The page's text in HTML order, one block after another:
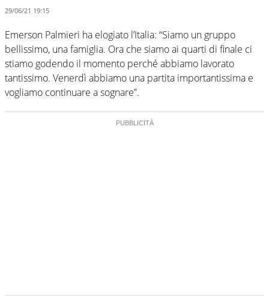
29/06/21 19:15
Emerson Palmieri ha elogiato l’Italia: “Siamo un gruppo
bellissimo, una famiglia. Ora che siamo ai quarti di finale ci
stiamo godendo il momento perché abbiamo lavorato
tantissimo. Venerdì abbiamo una partita importantissima e
vogliamo continuare a sognare”.